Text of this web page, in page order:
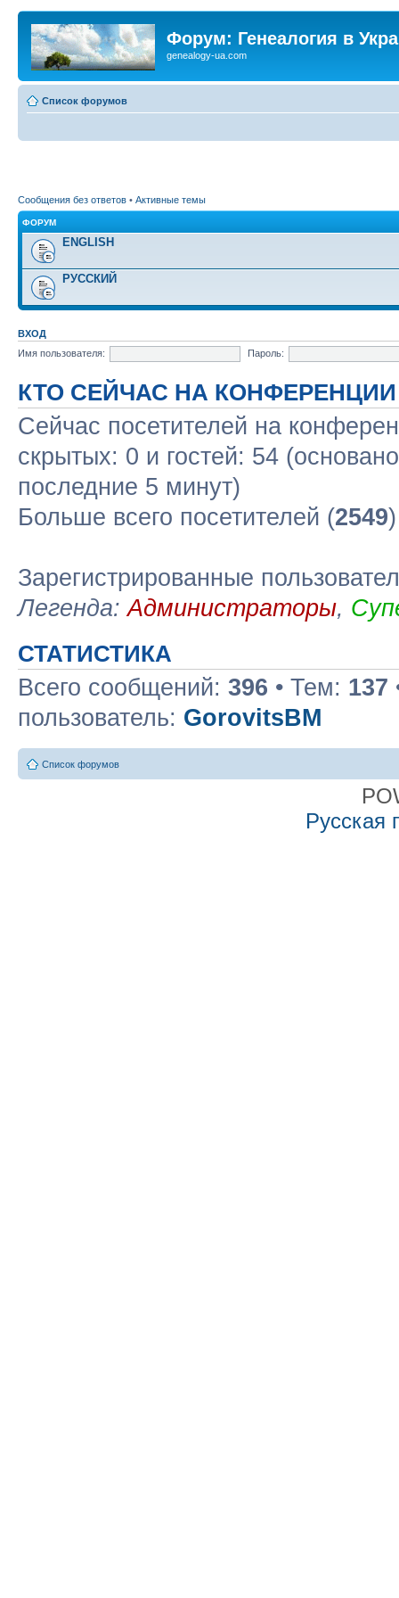
Форум: Генеалогия в
genealogy-ua.com
Список форумов
Сообщения без ответов • Активные темы
ФОРУМ
ENGLISH
РУССКИЙ
ВХОД
Имя пользователя:
Пароль:
КТО СЕЙЧАС НА КОНФЕРЕНЦИИ
Сейчас посетителей на
скрытых: 0 и гостей: 54
последние 5 минут)
Больше всего посетителей (2549
Зарегистрированные
Легенда:Администраторы,
СТАТИСТИКА
Всего сообщений: 396 • Тем: 137
пользователь: GorovitsBM
Список форумов
Русская